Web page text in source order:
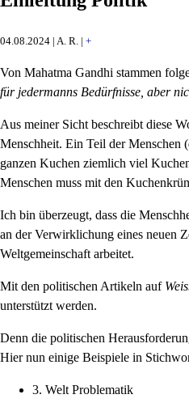
04.08.2024 | A. R. | +
Von Mahatma Gandhi stammen
für jedermanns Bedürfnisse, aber
Aus meiner Sicht beschreibt diese
Menschheit. Ein Teil der Menschen
ganzen Kuchen ziemlich viel
Menschen muss mit den
Ich bin überzeugt, dass die
an der Verwirklichung eines neuen
Weltgemeinschaft arbeitet.
Mit den politischen Artikeln auf
unterstützt werden.
Denn die politischen
Hier nun einige Beispiele in
3. Welt Problematik